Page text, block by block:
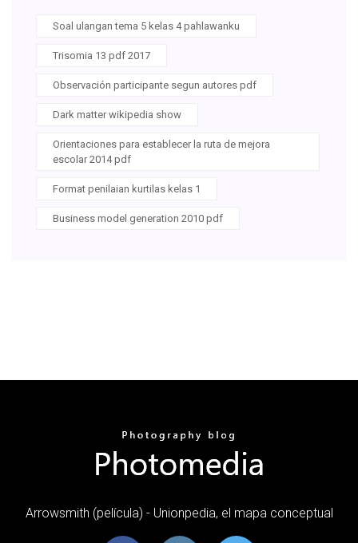
Soal ulangan tema 5 kelas 4 pahlawanku
Trisomia 13 pdf 2017
Observación participante segun autores pdf
Dark matter wikipedia show
Orientaciones para establecer la ruta de mejora
escolar 2014 pdf
Format penilaian kurtilas kelas 1
Business model generation 2010 pdf
Arrowsmith (película) - Unionpedia, el mapa conceptual